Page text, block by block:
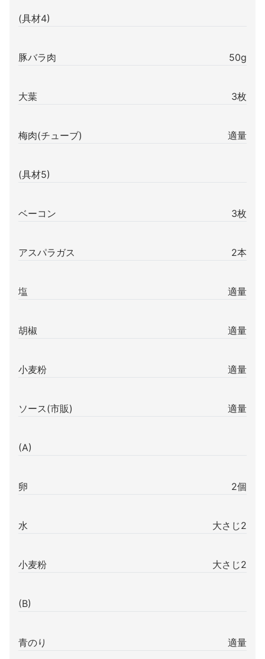
(具材4)
豚バラ肉 50g
大葉 3枚
梅肉(チューブ) 適量
(具材5)
ベーコン 3枚
アスパラガス 2本
塩 適量
胡椒 適量
小麦粉 適量
ソース(市販) 適量
(A)
卵 2個
水 大さじ2
小麦粉 大さじ2
(B)
青のり 適量